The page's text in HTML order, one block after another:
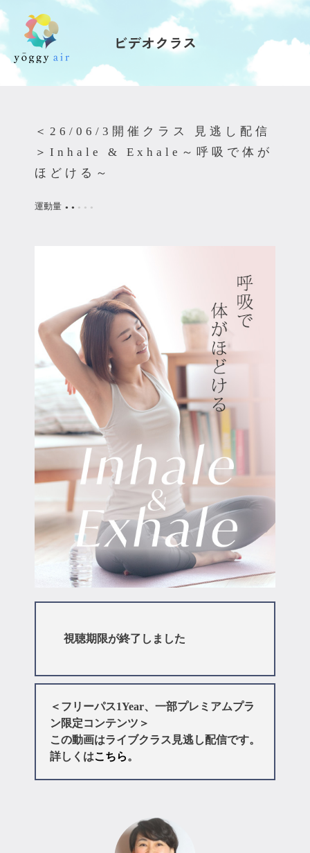
受講の流れ
インストラクター一覧
yoggy mommy
マイページ
ログイン
会員規約について
クラス参加にあたっての同意書
特定商取引にかかわる表示
プライバシーポリシー
ビデオクラス
＜26/06/3開催クラス 見逃し配信
＞Inhale & Exhale～呼吸で体が
ほどける～
運動量 ● ● ● ● ●
視聴期限が終了しました
＜フリーパス1Year、一部プレミアムプラ
ン限定コンテンツ＞
この動画はライブクラス見逃し配信です。
詳しくはこちら。